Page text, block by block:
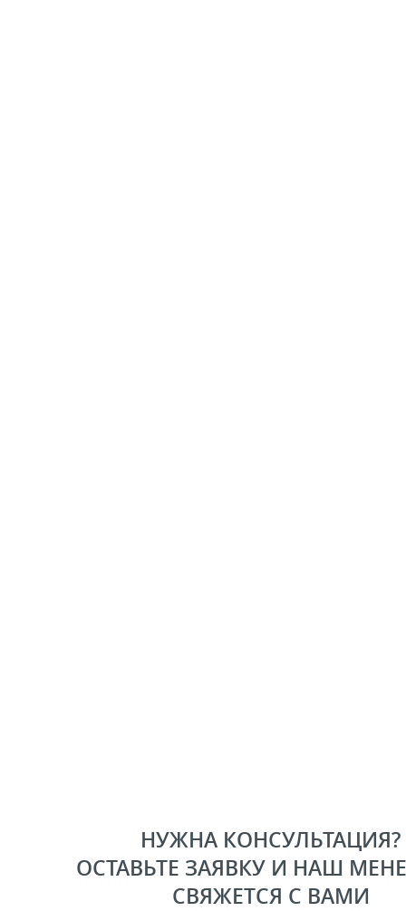
НУЖНА КОНСУЛЬТАЦИЯ?
ОСТАВЬТЕ ЗАЯВКУ И НАШ
СВЯЖЕТСЯ С ВАМИ